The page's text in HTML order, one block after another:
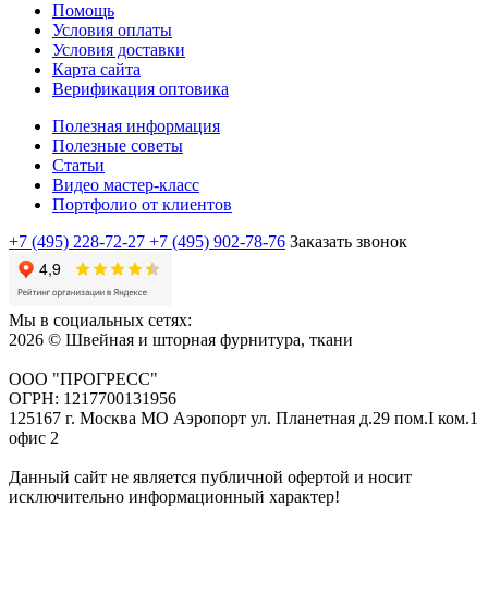
Помощь
Условия оплаты
Условия доставки
Карта сайта
Верификация оптовика
Полезная информация
Полезные советы
Статьи
Видео мастер-класс
Портфолио от клиентов
+7 (495) 228-72-27 +7 (495) 902-78-76 Заказать звонок
Мы в социальных сетях:
2026 © Швейная и шторная фурнитура, ткани
ООО "ПРОГРЕСС"
ОГРН: 1217700131956
125167 г. Москва МО Аэропорт ул. Планетная д.29 пом.I ком.1
офис 2
Данный сайт не является публичной офертой и носит
исключительно информационный характер!